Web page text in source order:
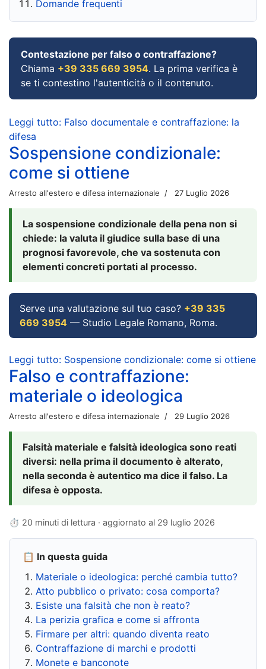
Domande frequenti
Contestazione per falso o contraffazione?
Chiama +39 335 669 3954. La prima verifica è
se ti contestino l'autenticità o il contenuto.
Leggi tutto: Falso documentale e contraffazione: la
difesa
Sospensione condizionale:
come si ottiene
Arresto all'estero e difesa internazionale 27 Luglio 2026
La sospensione condizionale della pena non si
chiede: la valuta il giudice sulla base di una
prognosi favorevole, che va sostenuta con
elementi concreti portati al processo.
Serve una valutazione sul tuo caso? +39 335
669 3954 — Studio Legale Romano, Roma.
Leggi tutto: Sospensione condizionale: come si ottiene
Falso e contraffazione:
materiale o ideologica
Arresto all'estero e difesa internazionale 29 Luglio 2026
Falsità materiale e falsità ideologica sono reati
diversi: nella prima il documento è alterato,
nella seconda è autentico ma dice il falso. La
difesa è opposta.
⏱ 20 minuti di lettura · aggiornato al 29 luglio 2026
📋 In questa guida
Materiale o ideologica: perché cambia tutto?
Atto pubblico o privato: cosa comporta?
Esiste una falsità che non è reato?
La perizia grafica e come si affronta
Firmare per altri: quando diventa reato
Contraffazione di marchi e prodotti
Monete e banconote